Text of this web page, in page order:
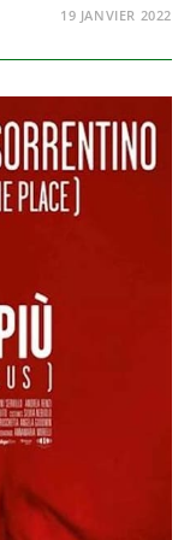
19 JANVIER 2022